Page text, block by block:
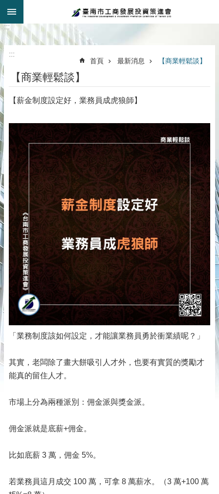
跳到主要內容區塊
:::
:::
首頁 最新消息 【商業輕鬆談】
【商業輕鬆談】
【薪金制度設定好，業務員成虎狼師】
「業務制度該如何設定，才能讓業務員勇於衝業績呢？」
其實，老闆除了畫大餅吸引人才外，也要有實質的獎勵才
能真的留住人才。
市場上分為兩種派別：佣金派與獎金派。
佣金派就是底薪+佣金。
比如底薪 3 萬，佣金 5%。
若業務員這月成交 100 萬，可拿 8 萬薪水。（3 萬+100 萬